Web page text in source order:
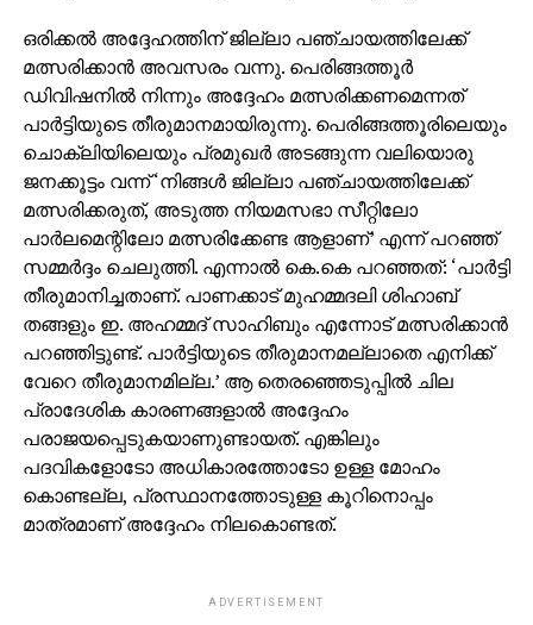
ഒരിക്കല്‍ അദ്ദേഹത്തിന് ജില്ലാ പഞ്ചായത്തിലേക്ക്
മത്സരിക്കാന്‍ അവസരം വന്നു. പെരിങ്ങത്തൂര്‍
ഡിവിഷനില്‍ നിന്നും അദ്ദേഹം മത്സരിക്കണമെന്നത്
പാര്‍ട്ടിയുടെ തീരുമാനമായിരുന്നു. പെരിങ്ങത്തൂരിലെയും
ചൊക്ലിയിലെയും പ്രമുഖർ അടങ്ങുന്ന വലിയൊരു
ജനക്കൂട്ടം വന്ന് ‘നിങ്ങള്‍ ജില്ലാ പഞ്ചായത്തിലേക്ക്
മത്സരിക്കരുത്, അടുത്ത നിയമസഭാ സീറ്റിലോ
പാര്‍ലമെന്റിലോ മത്സരിക്കേണ്ട ആളാണ്’ എന്ന് പറഞ്ഞ്
സമ്മര്‍ദ്ദം ചെലുത്തി. എന്നാല്‍ കെ.കെ പറഞ്ഞത്: ‘പാര്‍ട്ടി
തീരുമാനിച്ചതാണ്. പാണക്കാട് മുഹമ്മദലി ശിഹാബ്
തങ്ങളും ഇ. അഹമ്മദ് സാഹിബും എന്നോട് മത്സരിക്കാന്‍
പറഞ്ഞിട്ടുണ്ട്. പാര്‍ട്ടിയുടെ തീരുമാനമല്ലാതെ എനിക്ക്
വേറെ തീരുമാനമില്ല.’ ആ തെരഞ്ഞെടുപ്പില്‍ ചില
പ്രാദേശിക കാരണങ്ങളാല്‍ അദ്ദേഹം
പരാജയപ്പെടുകയാണുണ്ടായത്. എങ്കിലും
പദവികളോടോ അധികാരത്തോടോ ഉള്ള മോഹം
കൊണ്ടല്ല, പ്രസ്ഥാനത്തോടുള്ള കൂറിനൊപ്പം
മാത്രമാണ് അദ്ദേഹം നിലകൊണ്ടത്.
ADVERTISEMENT